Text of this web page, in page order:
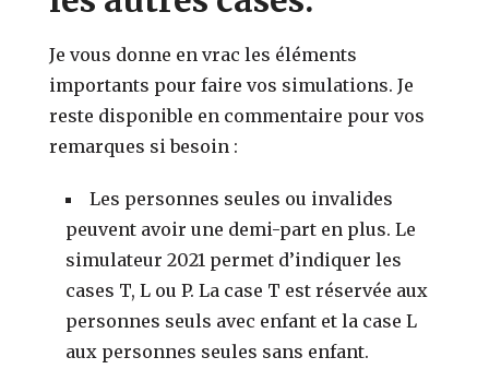
Je vous donne en vrac les éléments
importants pour faire vos simulations. Je
reste disponible en commentaire pour vos
remarques si besoin :
Les personnes seules ou invalides
peuvent avoir une demi-part en plus. Le
simulateur 2021 permet d’indiquer les
cases T, L ou P. La case T est réservée aux
personnes seuls avec enfant et la case L
aux personnes seules sans enfant.